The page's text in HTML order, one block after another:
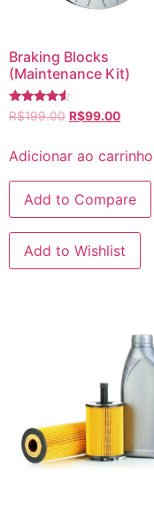
Braking Blocks
(Maintenance Kit)
Avaliação
4.33
R$199.00 R$99.00
Adicionar ao carrinho
Add to Compare
Add to Wishlist